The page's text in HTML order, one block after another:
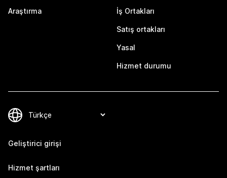
Araştırma İş Ortakları
Satış ortakları
Yasal
Hizmet durumu
Geliştirici girişi
Hizmet şartları